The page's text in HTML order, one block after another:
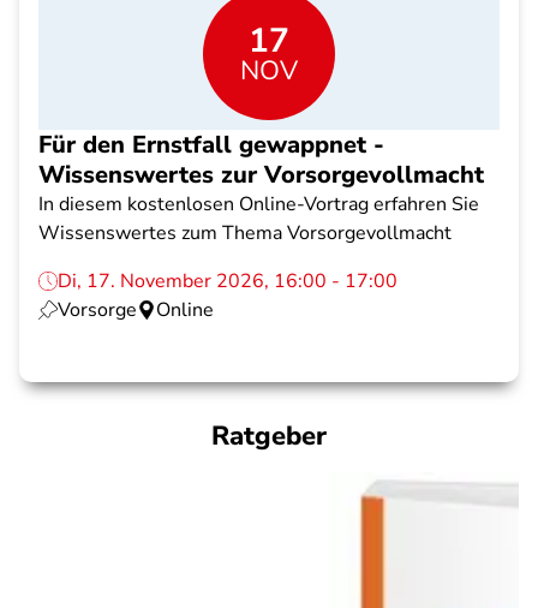
17
NOV
Für den Ernstfall gewappnet -
Wissenswertes zur Vorsorgevollmacht
In diesem kostenlosen Online-Vortrag erfahren Sie
Wissenswertes zum Thema Vorsorgevollmacht
Di, 17. November 2026, 16:00 - 17:00
Vorsorge
Online
Ratgeber